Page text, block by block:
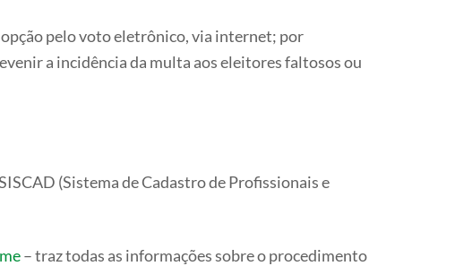
pelo voto eletrônico, via internet; por
a incidência da multa aos eleitores faltosos ou
(Sistema de Cadastro de Profissionais e
– traz todas as informações sobre o procedimento